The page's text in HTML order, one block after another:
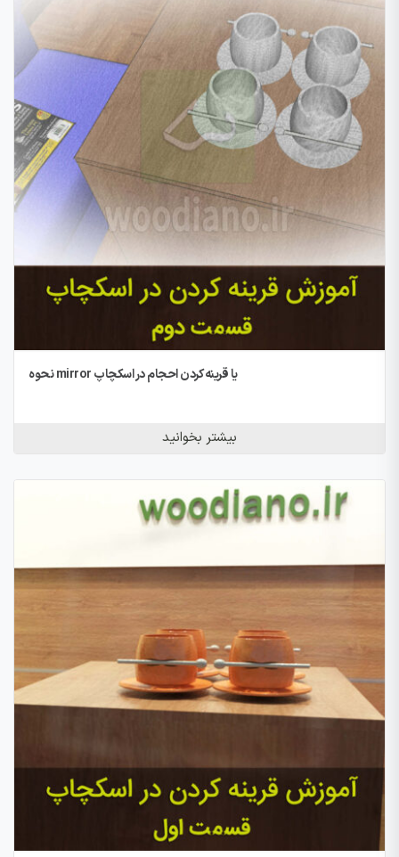
نحوه mirror یا قرینه کردن احجام در اسکچاپ
بیشتر بخوانید